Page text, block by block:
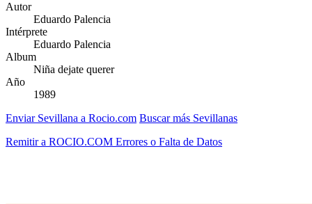
Autor
Eduardo Palencia
Intérprete
Eduardo Palencia
Album
Niña dejate querer
Año
1989
Enviar Sevillana a Rocio.com Buscar más Sevillanas
Remitir a ROCIO.COM Errores o Falta de Datos